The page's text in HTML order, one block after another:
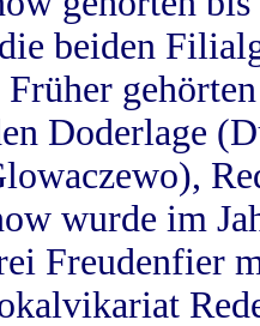
beiden
Doderlage
wurde im
Freudenfier